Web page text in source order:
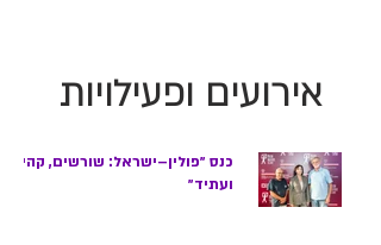
אירועים ופעילויות
כנס ״פולין–ישראל: שורשים, קהילה
ועתיד״